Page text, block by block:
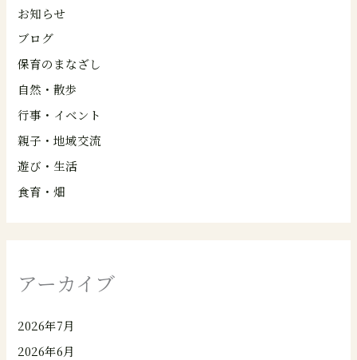
お知らせ
ブログ
保育のまなざし
自然・散歩
行事・イベント
親子・地域交流
遊び・生活
食育・畑
アーカイブ
2026年7月
2026年6月